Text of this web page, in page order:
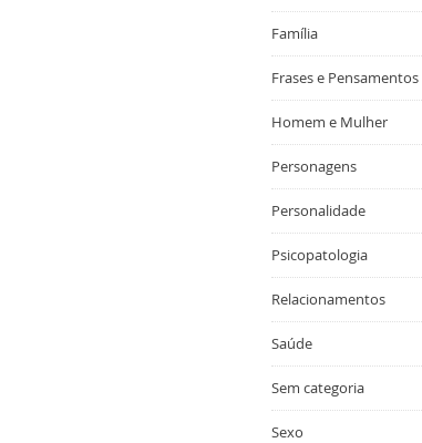
Família
Frases e Pensamentos
Homem e Mulher
Personagens
Personalidade
Psicopatologia
Relacionamentos
Saúde
Sem categoria
Sexo